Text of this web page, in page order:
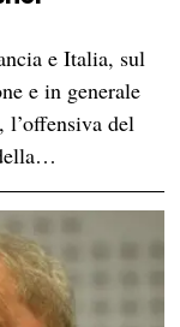
e Italia, sul
e in generale
del